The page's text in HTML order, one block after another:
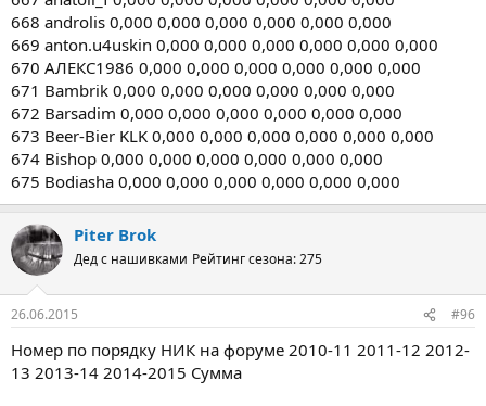
668 androlis 0,000 0,000 0,000 0,000 0,000 0,000
669 anton.u4uskin 0,000 0,000 0,000 0,000 0,000 0,000
670 AЛЕКС1986 0,000 0,000 0,000 0,000 0,000 0,000
671 Bambrik 0,000 0,000 0,000 0,000 0,000 0,000
672 Barsadim 0,000 0,000 0,000 0,000 0,000 0,000
673 Beer-Bier KLK 0,000 0,000 0,000 0,000 0,000 0,000
674 Bishop 0,000 0,000 0,000 0,000 0,000 0,000
675 Bodiasha 0,000 0,000 0,000 0,000 0,000 0,000
Piter Brok
Дед с нашивками Рейтинг сезона: 275
26.06.2015 #96
Номер по порядку НИК на форуме 2010-11 2011-12 2012-
13 2013-14 2014-2015 Сумма